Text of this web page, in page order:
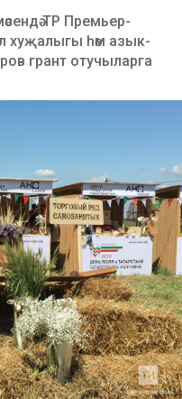
ТР Премьер-
хуҗалыгы һәм азык-
грант отучыларга